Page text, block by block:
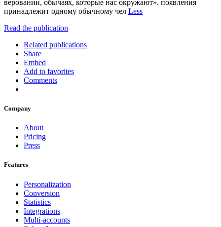
веровании, обычаях, которые нас окружают». появления
принадлежит одному обычному чел Less
Read the publication
Related publications
Share
Embed
Add to favorites
Comments
Company
About
Pricing
Press
Features
Personalization
Conversion
Statistics
Integrations
Multi-accounts